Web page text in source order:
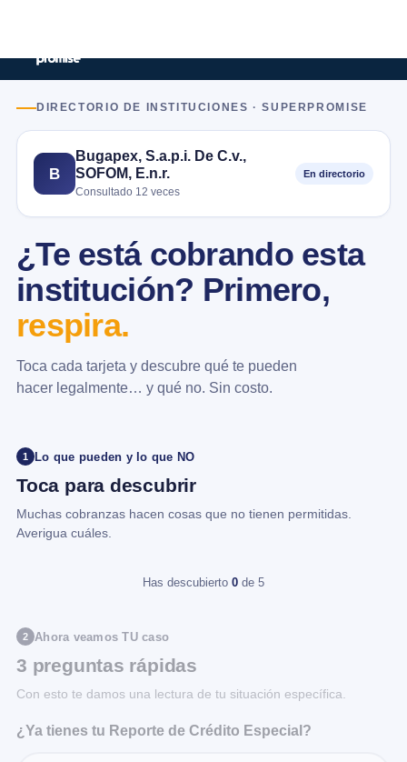
DIRECTORIO DE INSTITUCIONES · SUPERPROMISE
B
Bugapex, S.a.p.i. De C.v.,
SOFOM, E.n.r.
Consultado 12 veces
En directorio
¿Te está cobrando esta
institución? Primero,
respira.
Toca cada tarjeta y descubre qué te pueden
hacer legalmente… y qué no. Sin costo.
1 Lo que pueden y lo que NO
Toca para descubrir
Muchas cobranzas hacen cosas que no tienen permitidas.
Averigua cuáles.
Has descubierto 0 de 5
2 Ahora veamos TU caso
3 preguntas rápidas
Con esto te damos una lectura de tu situación específica.
¿Ya tienes tu Reporte de Crédito Especial?